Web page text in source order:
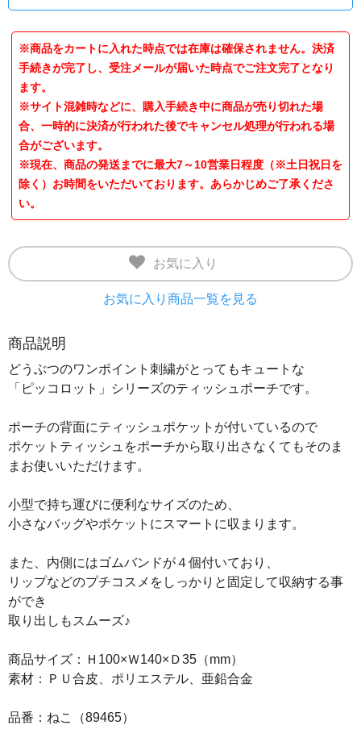
※商品をカートに入れた時点では在庫は確保されません。決済
手続きが完了し、受注メールが届いた時点でご注文完了となり
ます。
※サイト混雑時などに、購入手続き中に商品が売り切れた場
合、一時的に決済が行われた後でキャンセル処理が行われる場
合がございます。
※現在、商品の発送までに最大7～10営業日程度（※土日祝日を
除く）お時間をいただいております。あらかじめご了承くださ
い。
お気に入り
お気に入り商品一覧を見る
商品説明
どうぶつのワンポイント刺繍がとってもキュートな
「ピッコロット」シリーズのティッシュポーチです。
ポーチの背面にティッシュポケットが付いているので
ポケットティッシュをポーチから取り出さなくてもそのま
まお使いいただけます。
小型で持ち運びに便利なサイズのため、
小さなバッグやポケットにスマートに収まります。
また、内側にはゴムバンドが４個付いており、
リップなどのプチコスメをしっかりと固定して収納する事
ができ
取り出しもスムーズ♪
商品サイズ：Ｈ100×Ｗ140×Ｄ35（mm）
素材：ＰＵ合皮、ポリエステル、亜鉛合金
品番：ねこ（89465）